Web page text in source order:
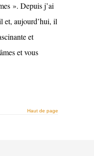
». Depuis j’ai
et, aujourd’hui, il
et
et vous
Haut de page